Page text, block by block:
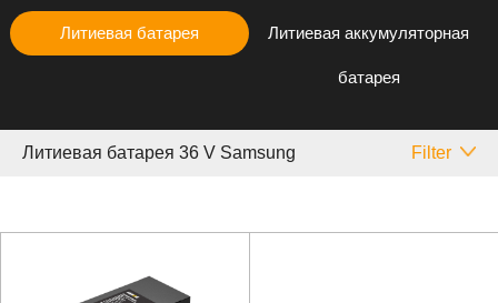
Литиевая батарея Литиевая аккумуляторная
батарея
Литиевая батарея 36 V Samsung Filter